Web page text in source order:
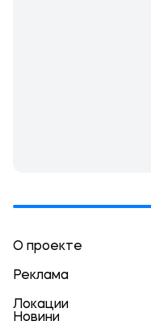
О проекте
Реклама
Локации
Новини